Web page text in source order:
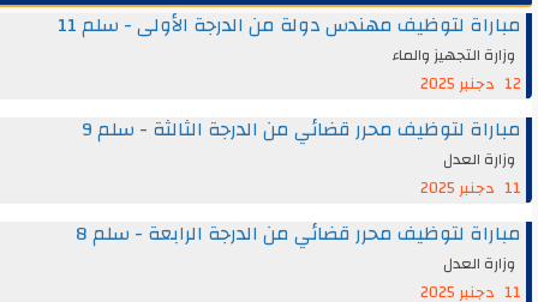
مباراة لتوظيف مهندس دولة من الدرجة الأولى - سلم 11
وزارة التجهيز والماء
12 دجنبر 2025
مباراة لتوظيف محرر قضائي من الدرجة الثالثة - سلم 9
وزارة العدل
11 دجنبر 2025
مباراة لتوظيف محرر قضائي من الدرجة الرابعة - سلم 8
وزارة العدل
11 دجنبر 2025